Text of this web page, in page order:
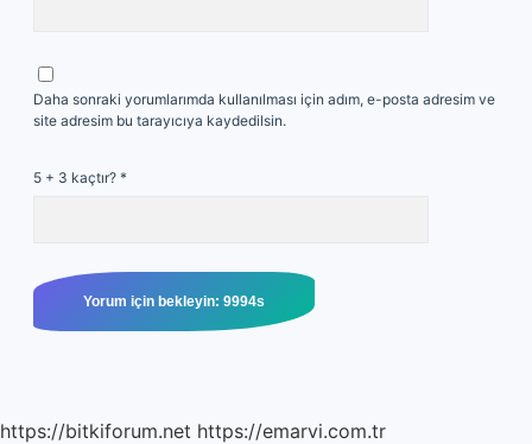
Daha sonraki yorumlarımda kullanılması için adım, e-posta adresim ve
site adresim bu tarayıcıya kaydedilsin.
5 + 3 kaçtır? *
https://bitkiforum.net https://emarvi.com.tr